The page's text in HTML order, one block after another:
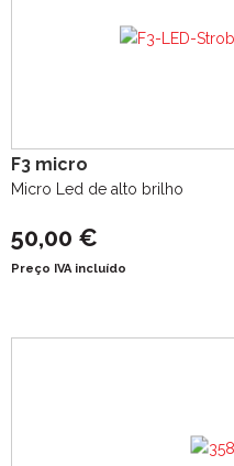
F3 micro
Micro Led de alto brilho
50,00 €
Preço IVA incluído